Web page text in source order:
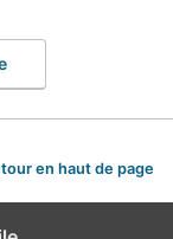
en haut de page